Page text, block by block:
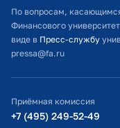
Расписание занятий
Студенческий офис
Официальный адрес
Министерство
По вопросам,
Финансового
виде в Пресс-службу
pressa@fa.ru
Приёмная комиссия
+7 (495) 249-52-49